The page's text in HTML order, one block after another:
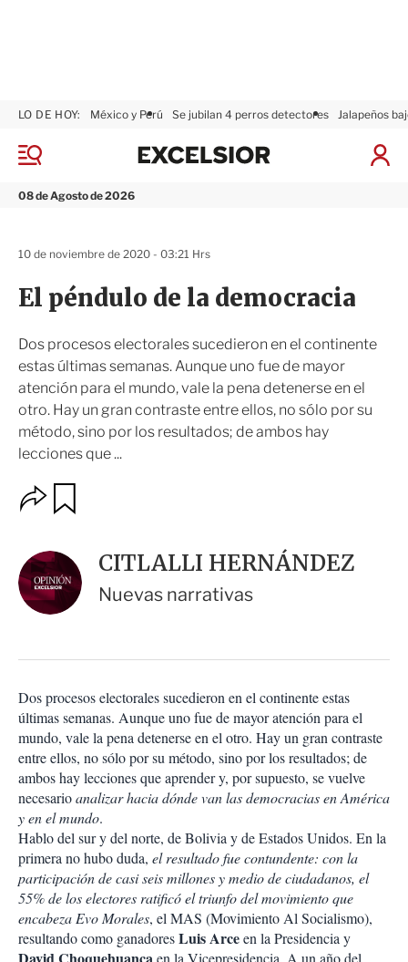
M
n
08 de Agosto de 2026
LO DE HOY: México y Perú Se jubilan 4 perros detectores Jalapeños
I
x
El péndulo de la democracia
Dos procesos electorales sucedieron en el continente
estas últimas semanas. Aunque uno fue de mayor
atención para el mundo, vale la pena detenerse en el
otro. Hay un gran contraste entre ellos, no sólo por su
método, sino por los resultados; de ambos hay
lecciones que ...
10 de noviembre de 2020 - 03:21 Hrs
O
p
o
n
e
s
c
m
p
a
t
i
r
a
r
CITLALLI HERNÁNDEZ
Nuevas narrativas
Dos procesos electorales sucedieron en el continente estas
últimas semanas. Aunque uno fue de mayor atención para el
mundo, vale la pena detenerse en el otro. Hay un gran contraste
entre ellos, no sólo por su método, sino por los resultados; de
ambos hay lecciones que aprender y, por supuesto, se vuelve
necesarioanalizar hacia dónde van las democracias en América
y en el mundo.
Hablo del sur y del norte, de Bolivia y de Estados Unidos. En la
primera no hubo duda, el resultado fue contundente: con la
participación de casi seis millones y medio de ciudadanos, el
55% de los electores ratificó el triunfo del movimiento que
encabeza Evo Morales, el MAS (Movimiento Al Socialismo),
resultando como ganadoresLuis Arceen la Presidencia y
en la Vicepresidencia. A un año del